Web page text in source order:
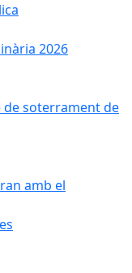
2026
soterrament de
amb el